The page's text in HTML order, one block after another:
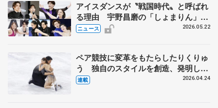
アイスダンスが〝戦国時代〟と呼ばれ
る理由 宇野昌磨の「しょまりん」ら
実力者が相次いで参戦 国内の競争激
ニュース 2026.05.22
ペア競技に変革をもたらしたりくりゅ
う 独自のスタイルを創造、発明した
【引退発表後②】
連載 2026.04.24